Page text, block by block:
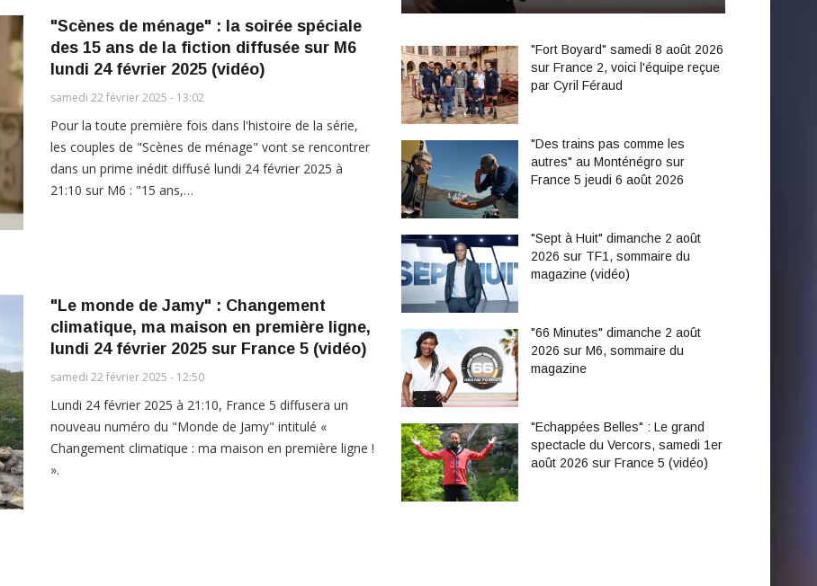
"Scènes de ménage" : la soirée spéciale
des 15 ans de la fiction diffusée sur M6
lundi 24 février 2025 (vidéo)
samedi 22 février 2025 - 13:02
Pour la toute première fois dans l'histoire de la série,
les couples de "Scènes de ménage" vont se rencontrer
dans un prime inédit diffusé lundi 24 février 2025 à
21:10 sur M6 : "15 ans,…
"Le monde de Jamy" : Changement
climatique, ma maison en première ligne,
lundi 24 février 2025 sur France 5 (vidéo)
samedi 22 février 2025 - 12:50
Lundi 24 février 2025 à 21:10, France 5 diffusera un
nouveau numéro du "Monde de Jamy" intitulé «
Changement climatique : ma maison en première ligne !
».
"Fort Boyard" samedi 8 août 2026
sur France 2, voici l'équipe reçue
par Cyril Féraud
"Des trains pas comme les
autres" au Monténégro sur
France 5 jeudi 6 août 2026
"Sept à Huit" dimanche 2 août
2026 sur TF1, sommaire du
magazine (vidéo)
"66 Minutes" dimanche 2 août
2026 sur M6, sommaire du
magazine
"Echappées Belles" : Le grand
spectacle du Vercors, samedi 1er
août 2026 sur France 5 (vidéo)